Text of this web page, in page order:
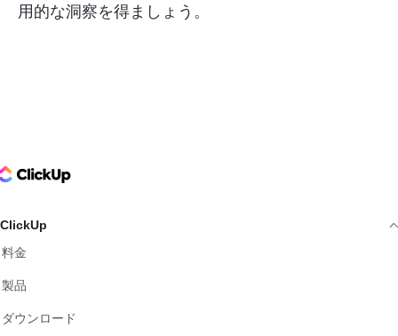
用的な洞察を得ましょう。
Logo
ClickUp
料金
製品
ダウンロード